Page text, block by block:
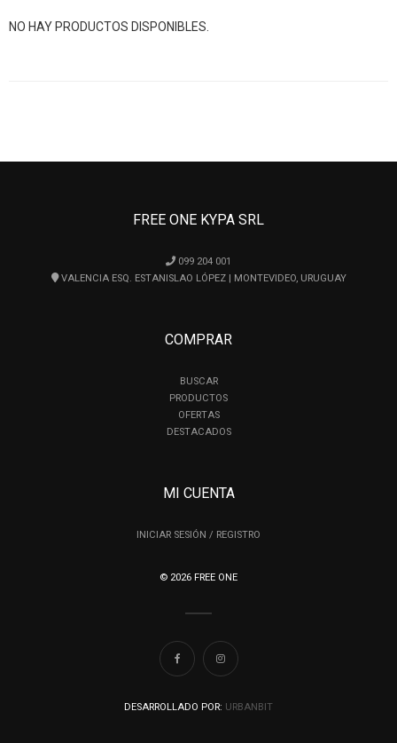
NO HAY PRODUCTOS DISPONIBLES.
FREE ONE KYPA SRL
099 204 001
VALENCIA ESQ. ESTANISLAO LÓPEZ | MONTEVIDEO, URUGUAY
COMPRAR
BUSCAR
PRODUCTOS
OFERTAS
DESTACADOS
MI CUENTA
INICIAR SESIÓN / REGISTRO
© 2026 FREE ONE
DESARROLLADO POR: URBANBIT